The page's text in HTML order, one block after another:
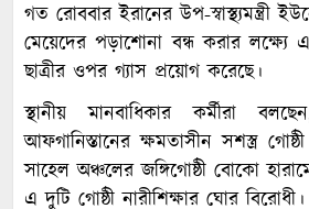
গত রোববার ইরানের উপ-স্বাস্থ্যমন্ত্রী
মেয়েদের পড়াশোনা বন্ধ করার
ছাত্রীর ওপর গ্যাস প্রয়োগ করেছে।
স্থানীয় মানবাধিকার কর্মীরা
আফগানিস্তানের ক্ষমতাসীন সশস্ত্র
সাহেল অঞ্চলের জঙ্গিগোষ্ঠী বোকো
এ দুটি গোষ্ঠী নারীশিক্ষার ঘোর বিরোধী।